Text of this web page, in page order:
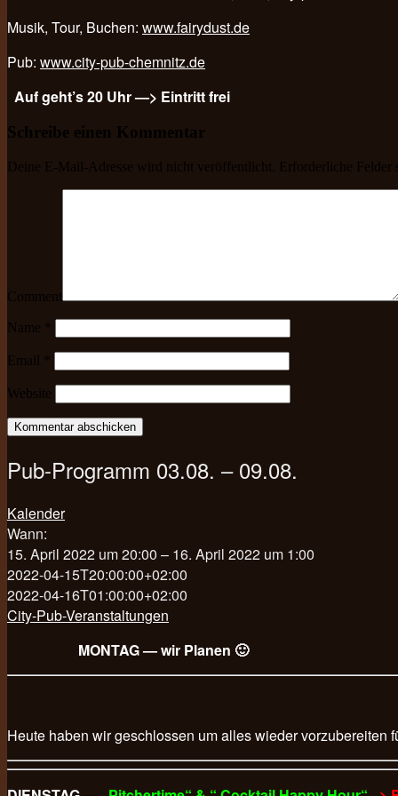
Musik, Tour, Buchen: www.fairydust.de
Pub: www.city-pub-chemnitz.de
Auf geht’s 20 Uhr —> Eintritt frei
Schreibe einen Kommentar
Deine E-Mail-Adresse wird nicht veröffentlicht. Erforderliche Felder
Comment
Name
Email
Website
Pub-Programm 03.08. – 09.08.
Kalender
Wann:
15. April 2022 um 20:00 – 16. April 2022 um 1:00
2022-04-15T20:00:00+02:00
2022-04-16T01:00:00+02:00
City-Pub-Veranstaltungen
MONTAG — wir Planen 🙂
Heute haben wir geschlossen um alles wieder vorzubereiten